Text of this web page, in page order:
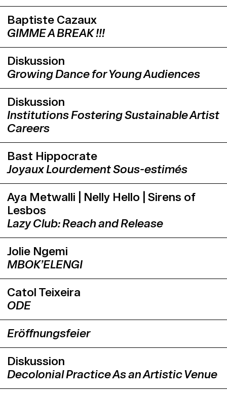
Baptiste Cazaux
GIMME A BREAK !!!
Diskussion
Growing Dance for Young Audiences
Diskussion
Institutions Fostering Sustainable Artist
Careers
Bast Hippocrate
Joyaux Lourdement Sous-estimés
Aya Metwalli | Nelly Hello | Sirens of
Lesbos
Lazy Club: Reach and Release
Jolie Ngemi
MBOK’ELENGI
Catol Teixeira
ODE
Eröffnungsfeier
Diskussion
Decolonial Practice As an Artistic Venue